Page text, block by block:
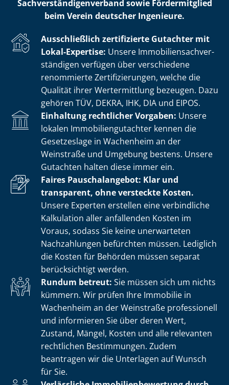
Sach­ver­stän­di­gen­ver­band sowie Fördermitglied
beim Verein deutscher Ingenieure.
Ausschließlich zertifizierte Gutachter mit
Lokal-Expertise: Unsere Im­mo­bi­li­en­sach­ver­
stän­di­gen verfügen über verschiedene
renommierte Zer­ti­fi­zie­run­gen, welche die
Qualität ihrer Wertermittlung bezeugen. Dazu
gehören TÜV, DEKRA, IHK, DIA und EIPOS.
Einhaltung rechtlicher Vorgaben: Unsere
lokalen Im­mo­bi­li­en­gut­ach­ter kennen die
Gesetzeslage in Wachenheim an der
Weinstraße und Umgebung bestens. Unsere
Gutachten halten diese immer ein.
Faires Pauschalangebot: Klar und
transparent, ohne versteckte Kosten.
Unsere Experten erstellen eine verbindliche
Kalkulation aller anfallenden Kosten im
Voraus, sodass Sie keine unerwarteten
Nachzahlungen befürchten müssen. Lediglich
die Kosten für Behörden müssen separat
berücksichtigt werden.
Rundum betreut: Sie müssen sich um nichts
kümmern. Wir prüfen Ihre Immobilie in
Wachenheim an der Weinstraße professionell
und informieren Sie über deren Wert,
Zustand, Mängel, Kosten und alle relevanten
rechtlichen Bestimmungen. Zudem
beantragen wir die Unterlagen auf Wunsch
für Sie.